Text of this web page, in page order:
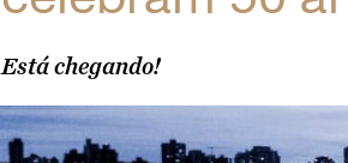
Está chegando!